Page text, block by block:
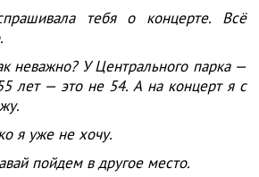
тебя о концерте. Всё
неважно? У Центрального парка —
лет — это не 54. А на концерт я с
я уже не хочу.
пойдем в другое место.